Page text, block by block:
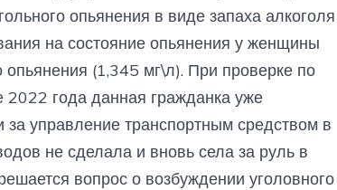
опьянения в виде запаха алкоголя
на состояние опьянения у женщины
опьянения (1,345 мг\л). При проверке по
года данная гражданка уже
за управление транспортным средством в
не сделала и вновь села за руль в
вопрос о возбуждении уголовного